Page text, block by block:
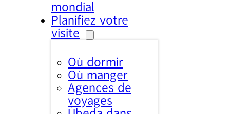
mondial
Planifiez votre
visite
Où dormir
Où manger
Agences de
voyages